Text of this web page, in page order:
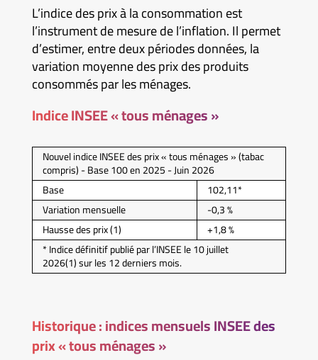
L’indice des prix à la consommation est
l’instrument de mesure de l’inflation. Il permet
d’estimer, entre deux périodes données, la
variation moyenne des prix des produits
consommés par les ménages.
Indice INSEE « tous ménages »
Nouvel indice INSEE des prix « tous ménages » (tabac
compris) - Base 100 en 2025 - Juin 2026
Base
102,11*
Variation mensuelle
-0,3 %
Hausse des prix (1)
+1,8 %
* Indice définitif publié par l’INSEE le 10 juillet
2026(1) sur les 12 derniers mois.
Historique : indices mensuels INSEE des
prix « tous ménages »